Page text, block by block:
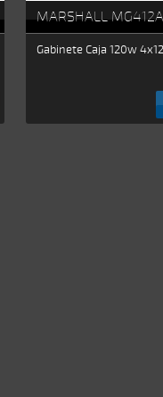
MARSHALL
Gabinete Caja 120w 4x12